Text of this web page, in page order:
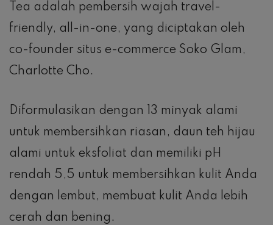
Tea adalah pembersih wajah travel-
friendly, all-in-one, yang diciptakan oleh
co-founder situs e-commerce Soko Glam,
Charlotte Cho.
Diformulasikan dengan 13 minyak alami
untuk membersihkan riasan, daun teh hijau
alami untuk eksfoliat dan memiliki pH
rendah 5,5 untuk membersihkan kulit Anda
dengan lembut, membuat kulit Anda lebih
cerah dan bening.